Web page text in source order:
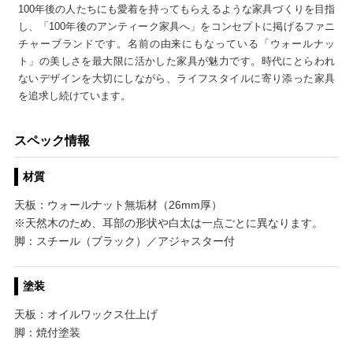
100年後の人たちにも愛着を持ってもらえるような家具づくりを目指
し、「100年後のアンティーク家具へ」をコンセプトに掲げるファニ
チャーブランドです。名前の由来にもなっている「ウォールナッ
ト」の美しさを最大限に活かした家具が魅力です。時代にとらわれ
ないデザインを大切にしながら、ライフスタイルに寄り添った家具
を追求し続けています。
スペック情報
材質
天板：ウォールナット無垢材（26mm厚）
※天然木のため、耳部の形状や白太は一点ごとに異なります。
脚：スチール（ブラック）／アジャスター付
塗装
天板：オイルワックス仕上げ
脚：焼付塗装